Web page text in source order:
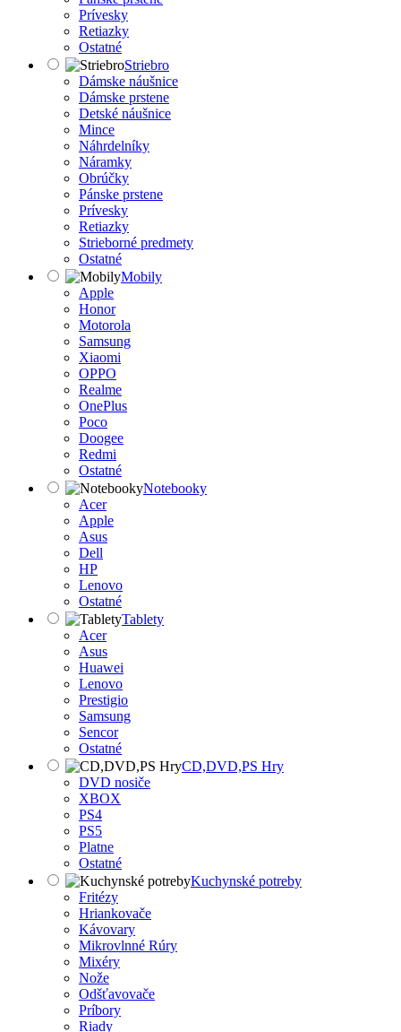
Prívesky
Retiazky
Ostatné
Striebro
Dámske náušnice
Dámske prstene
Detské náušnice
Mince
Náhrdelníky
Náramky
Obrúčky
Pánske prstene
Prívesky
Retiazky
Strieborné predmety
Ostatné
Mobily
Apple
Honor
Motorola
Samsung
Xiaomi
OPPO
Realme
OnePlus
Poco
Doogee
Redmi
Ostatné
Notebooky
Acer
Apple
Asus
Dell
HP
Lenovo
Ostatné
Tablety
Acer
Asus
Huawei
Lenovo
Prestigio
Samsung
Sencor
Ostatné
CD,DVD,PS Hry
DVD nosiče
XBOX
PS4
PS5
Platne
Ostatné
Kuchynské potreby
Fritézy
Hriankovače
Kávovary
Mikrovlnné Rúry
Mixéry
Nože
Odšťavovače
Príbory
Riady